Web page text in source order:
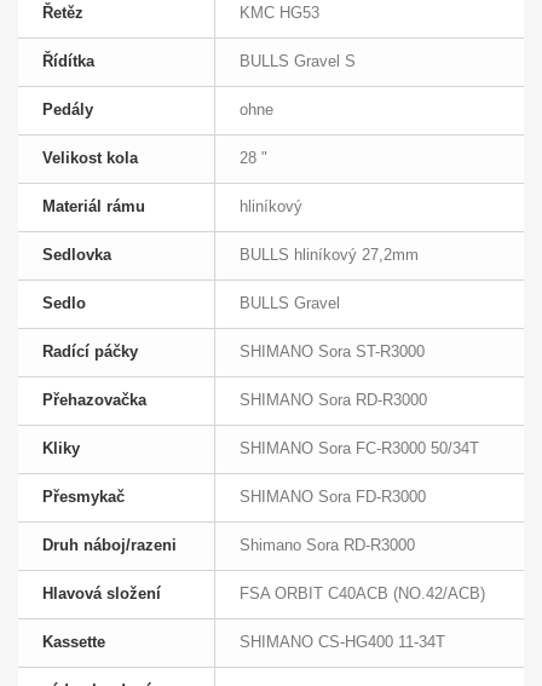
Řetěz KMC HG53
Řídítka BULLS Gravel S
Pedály ohne
Velikost kola 28 "
Materiál rámu hliníkový
Sedlovka BULLS hliníkový 27,2mm
Sedlo BULLS Gravel
Radící páčky SHIMANO Sora ST-R3000
Přehazovačka SHIMANO Sora RD-R3000
Kliky SHIMANO Sora FC-R3000 50/34T
Přesmykač SHIMANO Sora FD-R3000
Druh náboj/razeni Shimano Sora RD-R3000
Hlavová složení FSA ORBIT C40ACB (NO.42/ACB)
Kassette SHIMANO CS-HG400 11-34T